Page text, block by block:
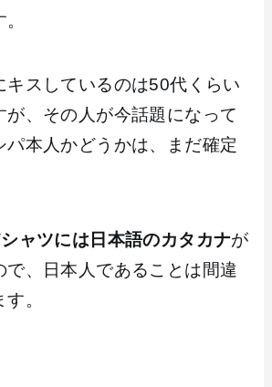
キスしているのは50代くらい
が、その人が今話題になって
パ本人かどうかは、まだ確定
ャツには日本語のカタカナが
で、日本人であることは間違
。